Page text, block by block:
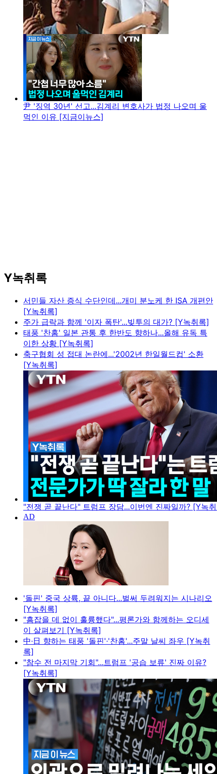
尹 '징역 30년' 선고...김계리 변호사가 법정 나오며 울
먹인 이유 [지금이뉴스]
Y녹취록
서민들 자산 증식 수단인데...개미 분노케 한 ISA 개편안
[Y녹취록]
주가 급락과 함께 '이자 폭탄'...빚투의 대가? [Y녹취록]
태풍 '찬홈' 일본 관통 후 한반도 향하나...올해 유독 특
이한 상황 [Y녹취록]
축구협회 성 접대 논란에...'2002년 한일월드컵' 소환
[Y녹취록]
"전쟁 곧 끝난다" 트럼프 장담...이번엔 진짜일까? [Y녹
'돌핀' 중국 상륙, 끝 아니다...벌써 두려워지는 시나리오
[Y녹취록]
"흠잡을 데 없이 훌륭했다"...평론가와 함께하는 오디세
이 살펴보기 [Y녹취록]
中·日 향하는 태풍 '돌핀'·'찬홈'...주말 날씨 좌우 [Y녹취
록]
"참수 전 마지막 기회"...트럼프 '공습 보류' 진짜 이유?
[Y녹취록]